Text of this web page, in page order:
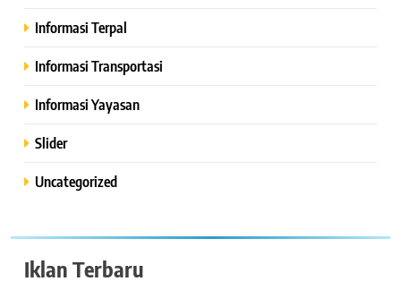
Informasi Terpal
Informasi Transportasi
Informasi Yayasan
Slider
Uncategorized
Iklan Terbaru